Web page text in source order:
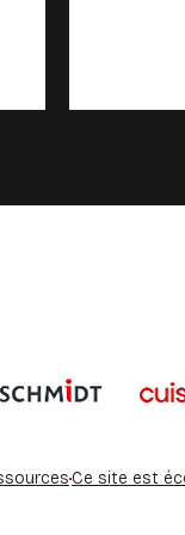
Ce site est
de